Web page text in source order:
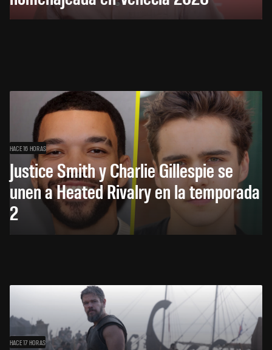
HACE 16 HORAS
Justice Smith y Charlie Gillespie se
unen a Heated Rivalry en la temporada
2
HACE 17 HORAS